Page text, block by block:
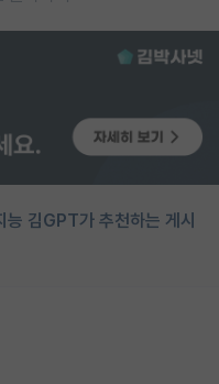
능 김GPT가 추천하는 게시